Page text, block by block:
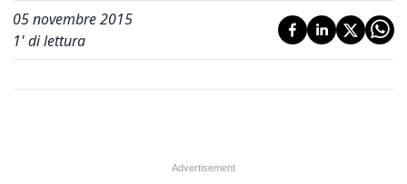
05 novembre 2015
1' di lettura